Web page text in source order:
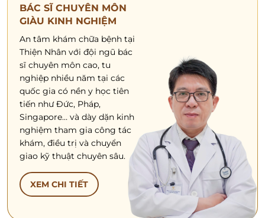
BÁC SĨ CHUYÊN MÔN
GIÀU KINH NGHIỆM
An tâm khám chữa bệnh tại
Thiện Nhân với đội ngũ bác
sĩ chuyên môn cao, tu
nghiệp nhiều năm tại các
quốc gia có nền y học tiên
tiến như Đức, Pháp,
Singapore… và dày dặn kinh
nghiệm tham gia công tác
khám, điều trị và chuyển
giao kỹ thuật chuyên sâu.
XEM CHI TIẾT